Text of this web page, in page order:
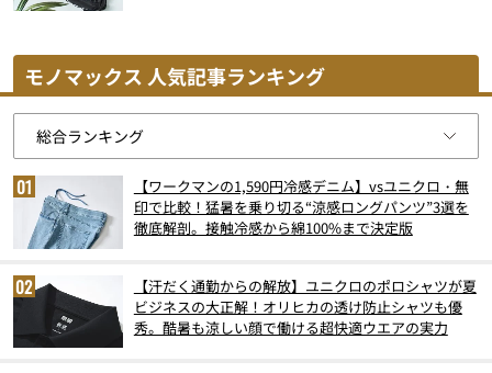
モノマックス 人気記事ランキング
【ワークマンの1,590円冷感デニム】vsユニクロ・無
印で比較！猛暑を乗り切る“涼感ロングパンツ”3選を
徹底解剖。接触冷感から綿100%まで決定版
【汗だく通勤からの解放】ユニクロのポロシャツが夏
ビジネスの大正解！オリヒカの透け防止シャツも優
秀。酷暑も涼しい顔で働ける超快適ウエアの実力